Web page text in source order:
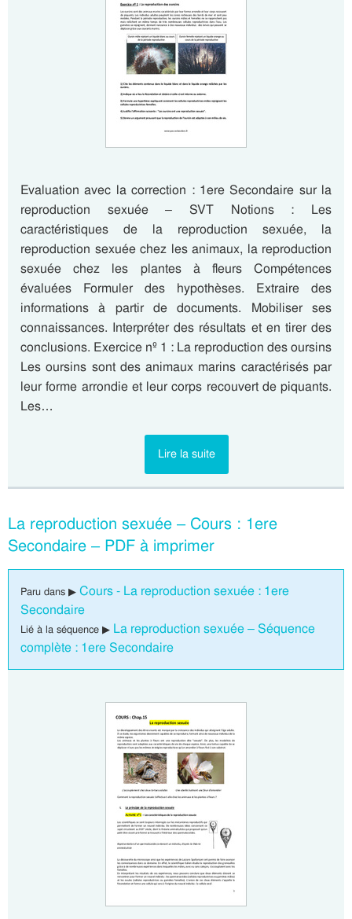
Evaluation avec la correction : 1ere Secondaire sur la
reproduction sexuée – SVT Notions : Les
caractéristiques de la reproduction sexuée, la
reproduction sexuée chez les animaux, la reproduction
sexuée chez les plantes à fleurs Compétences
évaluées Formuler des hypothèses. Extraire des
informations à partir de documents. Mobiliser ses
connaissances. Interpréter des résultats et en tirer des
conclusions. Exercice nº 1 : La reproduction des oursins
Les oursins sont des animaux marins caractérisés par
leur forme arrondie et leur corps recouvert de piquants.
Les…
Lire la suite
La reproduction sexuée – Cours : 1ere
Secondaire – PDF à imprimer
Paru dans ▶ Cours - La reproduction sexuée : 1ere
Secondaire
Lié à la séquence ▶ La reproduction sexuée – Séquence
complète : 1ere Secondaire